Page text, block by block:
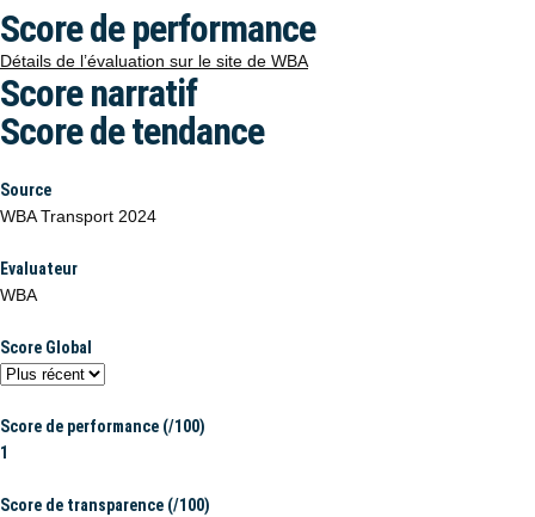
Score de performance
Détails de l’évaluation sur le site de WBA
Score narratif
Score de tendance
Source
WBA Transport 2024
Evaluateur
WBA
Score Global
Score de performance (/100)
1
Score de transparence (/100)